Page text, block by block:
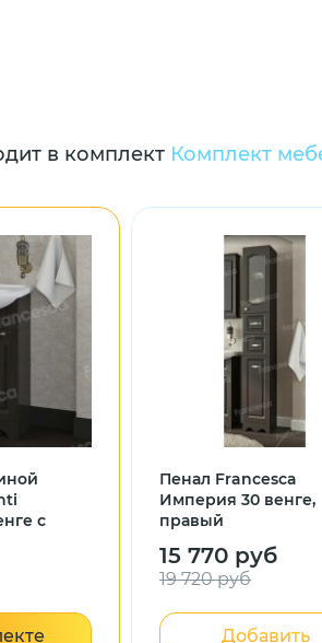
в комплект Комплект
с
ум.
Пенал Francesca
Империя 30 венге,
правый
15 770 руб
19 720 руб
Добавить